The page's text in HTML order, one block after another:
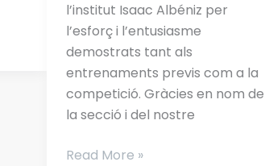
l’institut Isaac Albéniz per
l’esforç i l’entusiasme
demostrats tant als
entrenaments previs com a la
competició. Gràcies en nom de
la secció i del nostre
Read More »